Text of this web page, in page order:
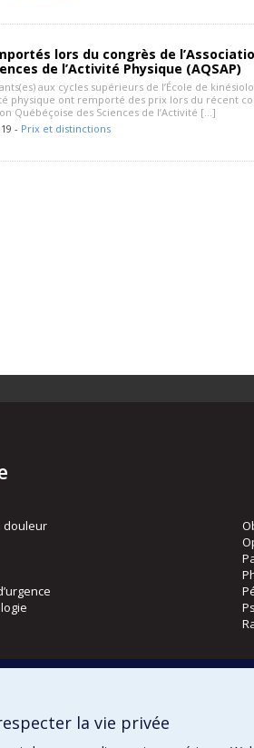
lors du congrès de
de l’Activité Physique (AQSAP)
aux cycles supérieurs de l’École de
physique ont remporté des prix lors du récent
Québéçoise des Sciences de l’Activité […]
- Prix et distinctions
douleur
la vie privée